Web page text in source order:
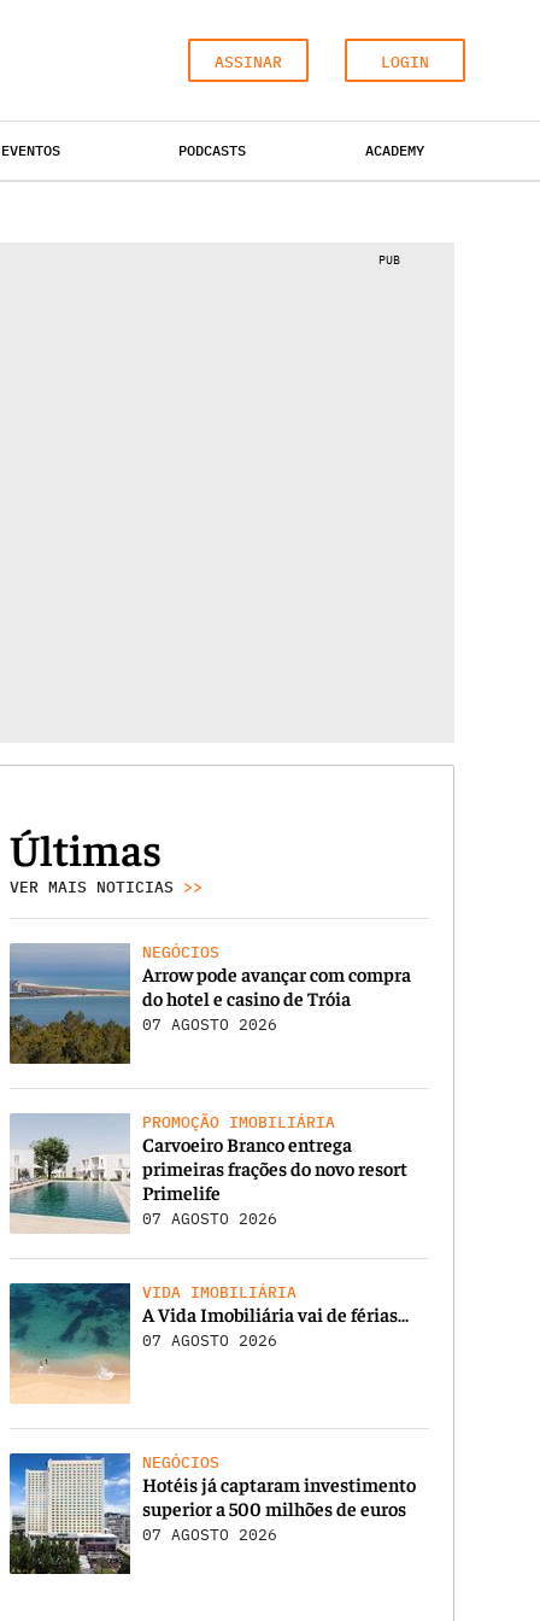
ASSINAR LOGIN
EVENTOS PODCASTS ACADEMY
PUB
Últimas
VER MAIS NOTICIAS >>
NEGÓCIOS
Arrow pode avançar com compra
do hotel e casino de Tróia
07 AGOSTO 2026
PROMOÇÃO IMOBILIÁRIA
Carvoeiro Branco entrega
primeiras frações do novo resort
Primelife
07 AGOSTO 2026
VIDA IMOBILIÁRIA
A Vida Imobiliária vai de férias…
07 AGOSTO 2026
NEGÓCIOS
Hotéis já captaram investimento
superior a 500 milhões de euros
07 AGOSTO 2026